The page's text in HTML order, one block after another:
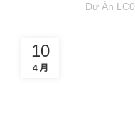
Dự Án
10
4 月